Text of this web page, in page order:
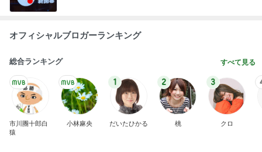
オフィシャルブロガーランキング
総合ランキング すべて見る
市川團十郎白
猿
小林麻央
1
だいたひかる
2
桃
3
クロ